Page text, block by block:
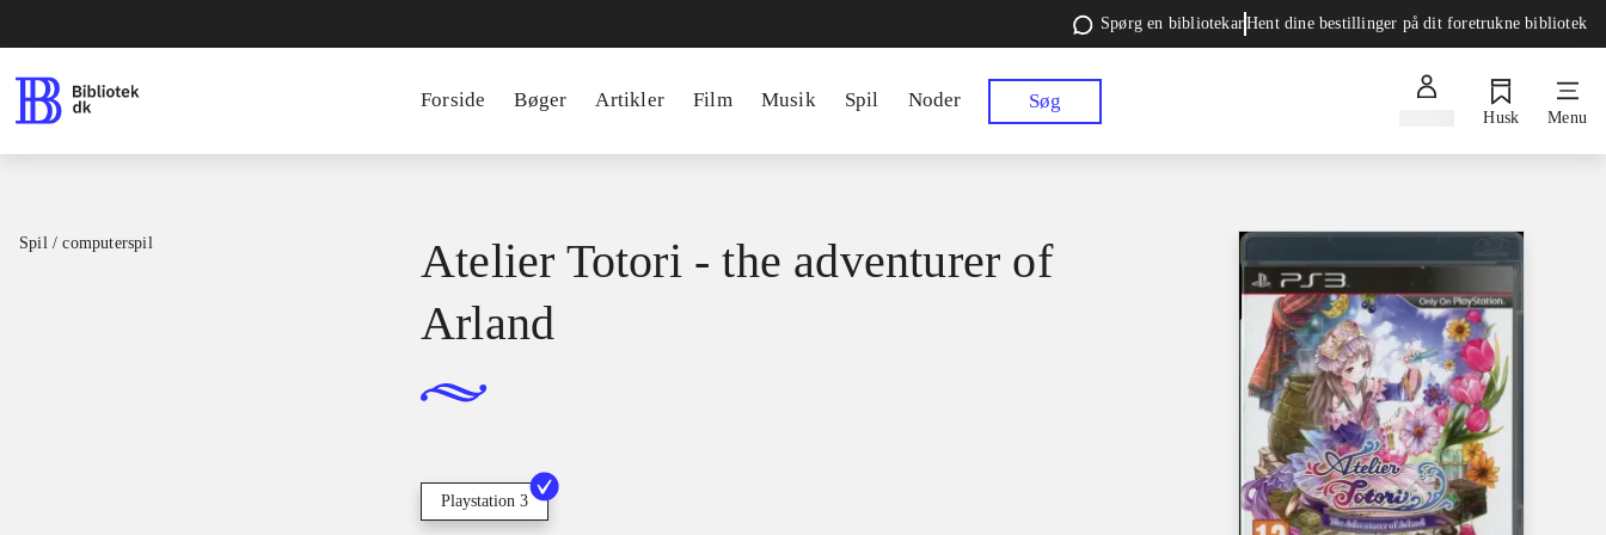
Spørg en bibliotekarHent dine bestillinger på dit foretrukne bibliotek
Forside Bøger Artikler Film Musik Spil Noder Søg
Husk Menu
Spil / computerspil
Atelier Totori - the adventurer of
Arland
Playstation 3